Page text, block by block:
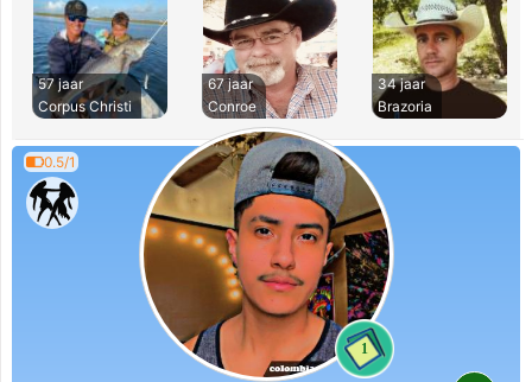
57 jaar
Corpus Christi
67 jaar
Conroe
34 jaar
Brazoria
0.5/1
1